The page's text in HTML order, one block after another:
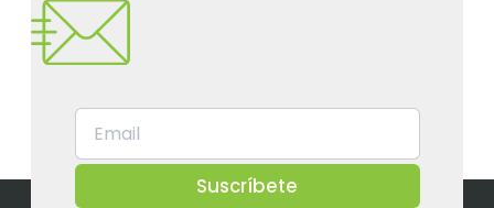
Suscríbete